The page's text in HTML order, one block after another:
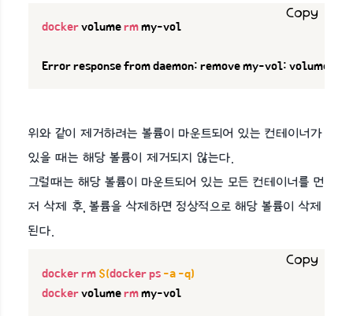
docker volume rm my-vol
Error response from daemon: remove my-vol: volume is
Copy
위와 같이 제거하려는 볼륨이 마운트되어 있는 컨테이너가
있을 때는 해당 볼륨이 제거되지 않는다.
그럴때는 해당 볼륨이 마운트되어 있는 모든 컨테이너를 먼
저 삭제 후, 볼륨을 삭제하면 정상적으로 해당 볼륨이 삭제
된다.
docker rm $(docker ps -a -q)
docker volume rm my-vol
Copy